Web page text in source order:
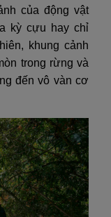
của động vật
kỳ cựu hay chỉ
khung cảnh
trong rừng và
đến vô vàn cơ